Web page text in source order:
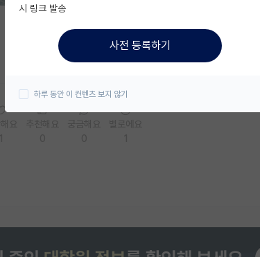
시 링크 발송
사전 등록하기
하루 동안 이 컨텐츠 보지 않기